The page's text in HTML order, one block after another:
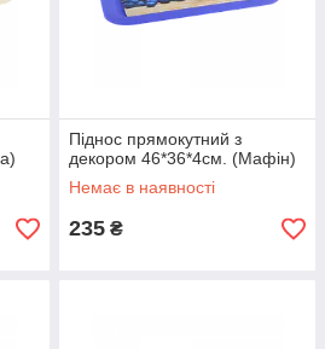
Піднос прямокутний з
декором 46*36*4см. (Мафін)
Немає в наявності
235 ₴